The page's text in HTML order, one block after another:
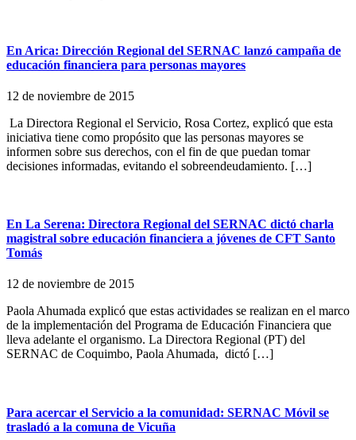
En Arica: Dirección Regional del SERNAC lanzó campaña de
educación financiera para personas mayores
12 de noviembre de 2015
La Directora Regional el Servicio, Rosa Cortez, explicó que esta
iniciativa tiene como propósito que las personas mayores se
informen sobre sus derechos, con el fin de que puedan tomar
decisiones informadas, evitando el sobreendeudamiento. […]
En La Serena: Directora Regional del SERNAC dictó charla
magistral sobre educación financiera a jóvenes de CFT Santo
Tomás
12 de noviembre de 2015
Paola Ahumada explicó que estas actividades se realizan en el marco
de la implementación del Programa de Educación Financiera que
lleva adelante el organismo. La Directora Regional (PT) del
SERNAC de Coquimbo, Paola Ahumada, dictó […]
Para acercar el Servicio a la comunidad: SERNAC Móvil se
trasladó a la comuna de Vicuña